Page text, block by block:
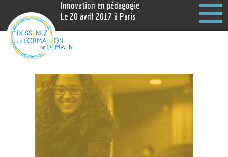
Innovation en pédagogie
Le 20 avril 2017 à Paris
Vidéos